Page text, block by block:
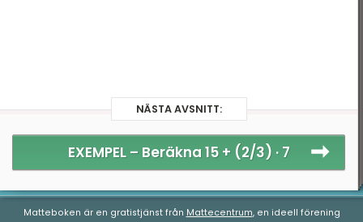
blir \(20\). Det bråk som har nämnaren \(4\)
ska förlängas med \(5\), det med nämnaren \
nämnaren \(5\) ska förlängas med \(4\): \
[\frac{3}{4}=\frac{3\cdot5}
\[\frac{1}{2}=\frac{1\cdot10}
NÄSTA AVSNITT:
EXEMPEL – Beräkna 15 + (2/3) · 7
Matteboken är en gratistjänst från Mattecentrum, en ideell förening